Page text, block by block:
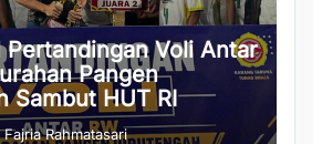
Pertandingan Voli Antar
Pangen
Sambut HUT RI
Fajria Rahmatasari